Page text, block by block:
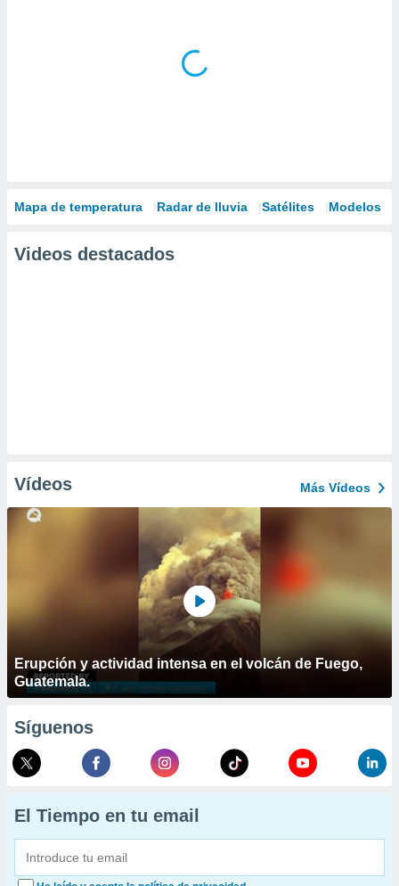
Mapa de temperatura Radar de lluvia Satélites Modelos
Videos destacados
Vídeos Más Vídeos
Erupción y actividad intensa en el volcán de Fuego,
Guatemala.
Síguenos
El Tiempo en tu email